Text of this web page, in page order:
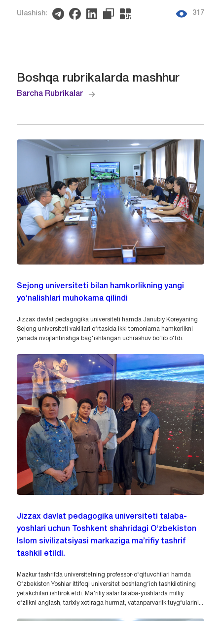
Ulashish: 317
Boshqa rubrikalarda mashhur
Barcha Rubrikalar
Sejong universiteti bilan hamkorlikning yangi
yo‘nalishlari muhokama qilindi
Jizzax davlat pedagogika universiteti hamda Janubiy Koreyaning
Sejong universiteti vakillari o‘rtasida ikki tomonlama hamkorlikni
yanada rivojlantirishga bag‘ishlangan uchrashuv bo‘lib o‘tdi.
Jizzax davlat pedagogika universiteti talaba-
yoshlari uchun Toshkent shahridagi O‘zbekiston
Islom sivilizatsiyasi markaziga ma’rifiy tashrif
tashkil etildi.
Mazkur tashrifda universitetning professor-o‘qituvchilari hamda
O‘zbekiston Yoshlar ittifoqi universitet boshlang‘ich tashkilotining
yetakchilari ishtirok etdi. Ma’rifiy safar talaba-yoshlarda milliy
o‘zlikni anglash, tarixiy xotiraga hurmat, vatanparvarlik tuyg‘ularini...